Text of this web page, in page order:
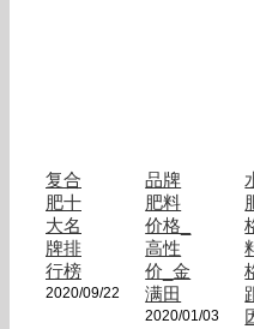
复合
肥十
大名
牌排
行榜
2020/09/22
品牌
肥料
价格_
高性
价_金
满田
2020/01/03